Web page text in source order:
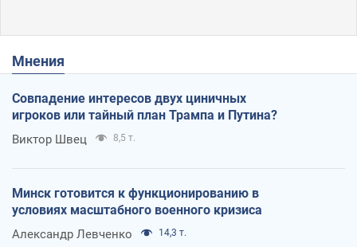
Мнения
Совпадение интересов двух циничных
игроков или тайный план Трампа и Путина?
Виктор Швец 8,5 т.
Минск готовится к функционированию в
условиях масштабного военного кризиса
Александр Левченко 14,3 т.